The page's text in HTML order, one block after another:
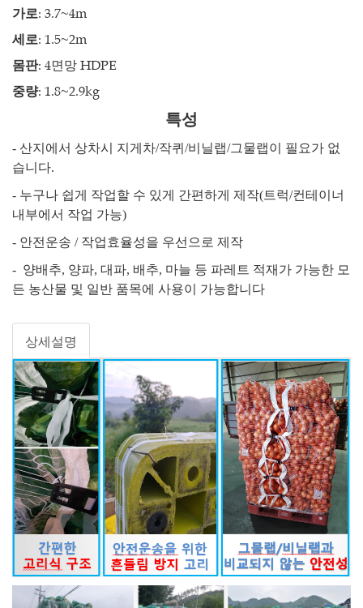
가로: 3.7~4m
세로: 1.5~2m
몸판: 4면망 HDPE
중량: 1.8~2.9kg
특성
- 산지에서 상차시 지게차/작퀴/비닐랩/그물랩이 필요가 없
습니다.
- 누구나 쉽게 작업할 수 있게 간편하게 제작(트럭/컨테이너
내부에서 작업 가능)
- 안전운송 / 작업효율성을 우선으로 제작
- 양배추, 양파, 대파, 배추, 마늘 등 파레트 적재가 가능한 모
든 농산물 및 일반 품목에 사용이 가능합니다
상세설명